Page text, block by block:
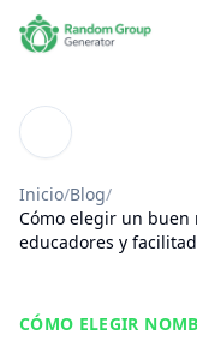
Blog
Inicio/Blog/
Cómo elegir un buen
educadores y
CÓMO ELEGIR